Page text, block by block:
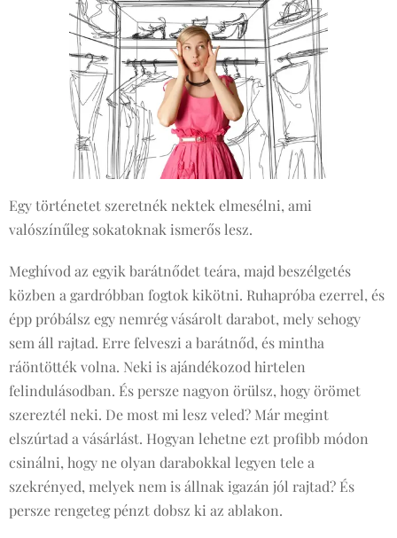
Egy történetet szeretnék nektek elmesélni, ami
valószínűleg sokatoknak ismerős lesz.
Meghívod az egyik barátnődet teára, majd beszélgetés
közben a gardróbban fogtok kikötni. Ruhapróba ezerrel, és
épp próbálsz egy nemrég vásárolt darabot, mely sehogy
sem áll rajtad. Erre felveszi a barátnőd, és mintha
ráöntötték volna. Neki is ajándékozod hirtelen
felindulásodban. És persze nagyon örülsz, hogy örömet
szereztél neki. De most mi lesz veled? Már megint
elszúrtad a vásárlást. Hogyan lehetne ezt profibb módon
csinálni, hogy ne olyan darabokkal legyen tele a
szekrényed, melyek nem is állnak igazán jól rajtad? És
persze rengeteg pénzt dobsz ki az ablakon.